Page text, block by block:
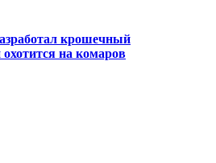
крошечный
на комаров